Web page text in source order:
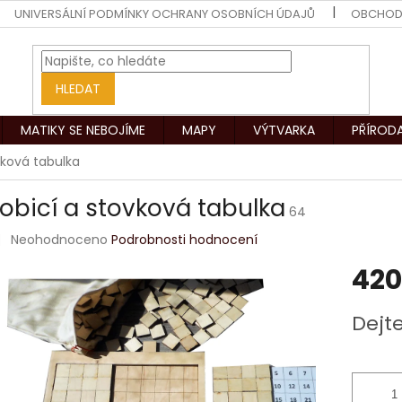
UNIVERSÁLNÍ PODMÍNKY OCHRANY OSOBNÍCH ÚDAJŮ
HLEDAT
MATIKY SE NEBOJÍME MAPY VÝTVARKA
tabulka
a stovková tabulka 64
Průměrné
je
0,0
z
hvězdiček.
Neohodnoceno Podrobnosti hodnocení
cena: